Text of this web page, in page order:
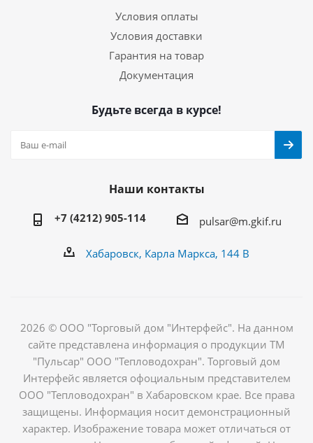
Условия оплаты
Условия доставки
Гарантия на товар
Документация
Будьте всегда в курсе!
Наши контакты
+7 (4212) 905-114 pulsar@m.gkif.ru
Хабаровск, Карла Маркса, 144 В
2026 © ООО "Торговый дом "Интерфейс". На данном
сайте представлена информация о продукции ТМ
"Пульсар" ООО "Тепловодохран". Торговый дом
Интерфейс является офоциальным представителем
ООО "Тепловодохран" в Хабаровском крае. Все права
защищены. Информация носит демонстрационный
характер. Изображение товара может отличаться от